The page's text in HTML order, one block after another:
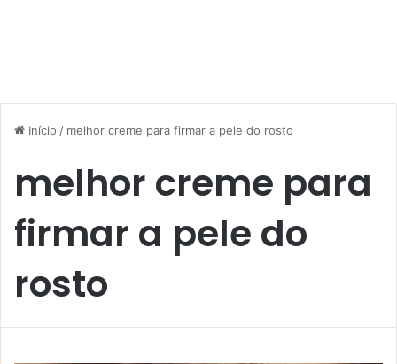
Início / melhor creme para firmar a pele do rosto
melhor creme para
firmar a pele do
rosto